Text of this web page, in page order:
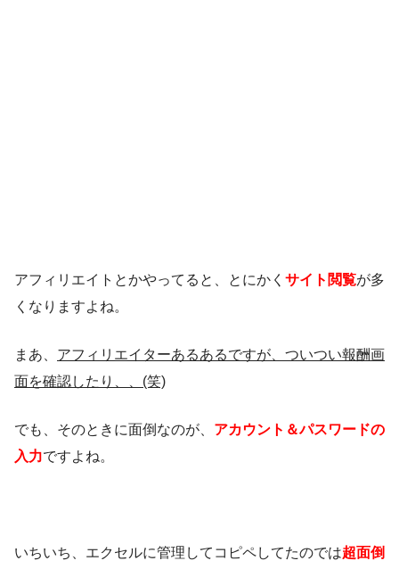
アフィリエイトとかやってると、とにかく サイト閲覧が多
くなりますよね。
まあ、 アフィリエイターあるあるですが、ついつい報酬画
面を確認したり、、(笑)
でも、そのときに面倒なのが、 アカウント＆パスワードの
入力ですよね。
いちいち、エクセルに管理してコピペしてたのでは超面倒